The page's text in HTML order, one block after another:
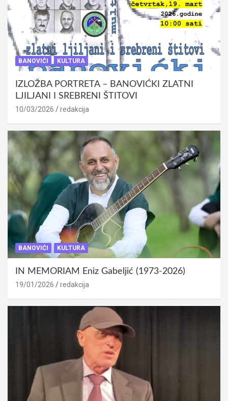
BANOVIĆI KULTURA
IZLOŽBA PORTRETA – BANOVIĆKI ZLATNI
LJILJANI I SREBRENI ŠTITOVI
10/03/2026 redakcija
BANOVIĆI KULTURA
IN MEMORIAM Eniz Gabeljić (1973-2026)
19/01/2026 redakcija